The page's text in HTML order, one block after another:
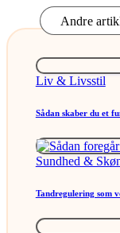
Andre
Posted
Liv & Livsstil
Sådan skaber du et
Posted
Sundhed &
Tandregulering som